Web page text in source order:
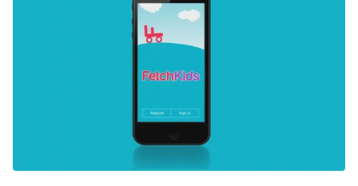
Câu chuyện quốc tế
Dữ liệu và đời sống